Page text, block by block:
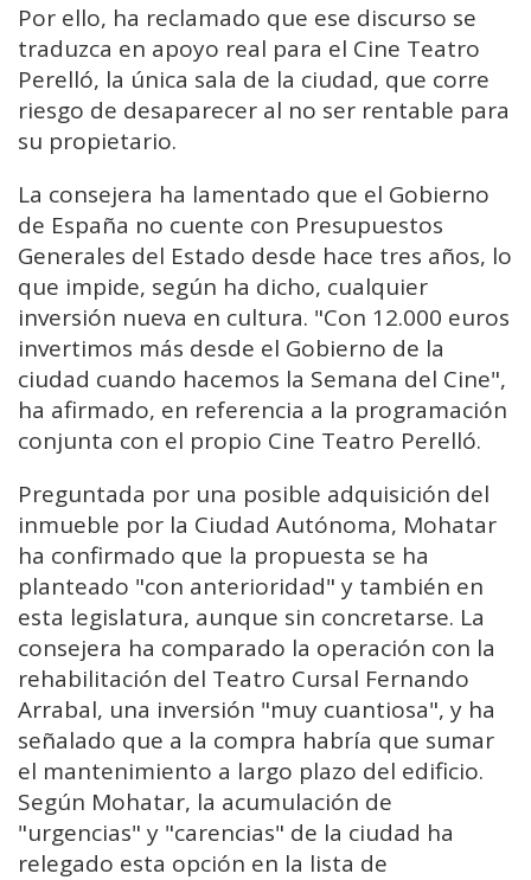
Por ello, ha reclamado que ese discurso se
traduzca en apoyo real para el Cine Teatro
Perelló, la única sala de la ciudad, que corre
riesgo de desaparecer al no ser rentable para
su propietario.
La consejera ha lamentado que el Gobierno
de España no cuente con Presupuestos
Generales del Estado desde hace tres años, lo
que impide, según ha dicho, cualquier
inversión nueva en cultura. "Con 12.000 euros
invertimos más desde el Gobierno de la
ciudad cuando hacemos la Semana del Cine",
ha afirmado, en referencia a la programación
conjunta con el propio Cine Teatro Perelló.
Preguntada por una posible adquisición del
inmueble por la Ciudad Autónoma, Mohatar
ha confirmado que la propuesta se ha
planteado "con anterioridad" y también en
esta legislatura, aunque sin concretarse. La
consejera ha comparado la operación con la
rehabilitación del Teatro Cursal Fernando
Arrabal, una inversión "muy cuantiosa", y ha
señalado que a la compra habría que sumar
el mantenimiento a largo plazo del edificio.
Según Mohatar, la acumulación de
"urgencias" y "carencias" de la ciudad ha
relegado esta opción en la lista de